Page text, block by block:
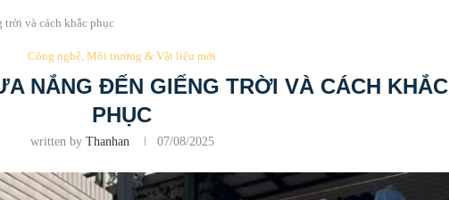
trời và cách khắc phục
Công nghệ, Môi trường & Vật liệu mới
NẮNG ĐẾN GIẾNG TRỜI VÀ CÁCH KHẮC
PHỤC
written by Thanhan 07/08/2025